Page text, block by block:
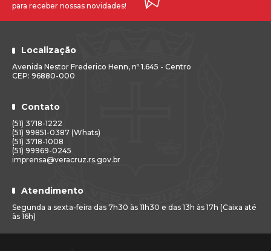
Localização
Avenida Nestor Frederico Henn, nº 1.645 - Centro
CEP: 96880-000
Contato
(51) 3718-1222
(51) 99851-0387 (Whats)
(51) 3718-1008
(51) 99969-0245
imprensa@veracruz.rs.gov.br
Atendimento
Segunda a sexta-feira das 7h30 às 11h30 e das 13h às 17h (Caixa até
às 16h)
para receber nossas novidades!